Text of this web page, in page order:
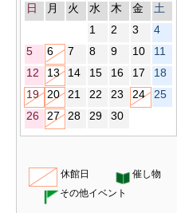
日 月 火 水 木 金
土
1
2 3
4
5
6 7 8 9 10
11
12
13 14 15 16 17
18
19
20 21 22 23 24
25
26
27 28 29 30
休館日 催し物
その他イベント